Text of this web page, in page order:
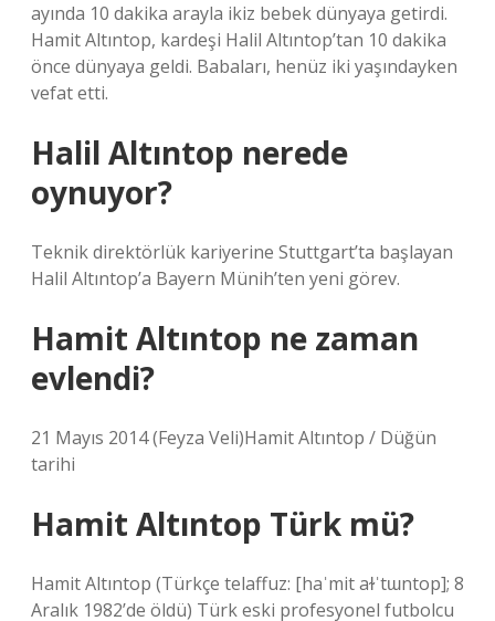
ayında 10 dakika arayla ikiz bebek dünyaya getirdi.
Hamit Altıntop, kardeşi Halil Altıntop’tan 10 dakika
önce dünyaya geldi. Babaları, henüz iki yaşındayken
vefat etti.
Halil Altıntop nerede
oynuyor?
Teknik direktörlük kariyerine Stuttgart’ta başlayan
Halil Altıntop’a Bayern Münih’ten yeni görev.
Hamit Altıntop ne zaman
evlendi?
21 Mayıs 2014 (Feyza Veli)Hamit Altıntop / Düğün
tarihi
Hamit Altıntop Türk mü?
Hamit Altıntop (Türkçe telaffuz: [haˈmit aɫˈtɯntop]; 8
Aralık 1982’de öldü) Türk eski profesyonel futbolcu